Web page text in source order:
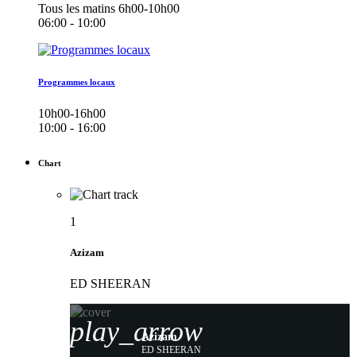
Tous les matins 6h00-10h00
06:00 - 10:00
Programmes locaux
10h00-16h00
10:00 - 16:00
Chart
1
Azizam
ED SHEERAN
play_arrow
Azizam
ED SHEERAN